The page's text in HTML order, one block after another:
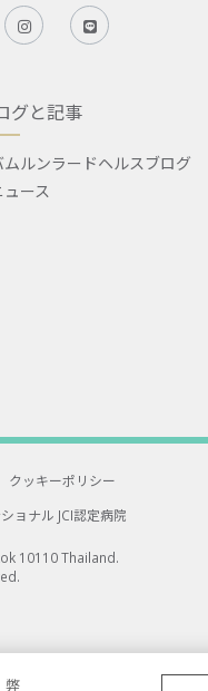
グと記事
ムルンラードヘルスブログ
ュース
クッキーポリシー
ョナル JCI認定病院
10110 Thailand.
弊